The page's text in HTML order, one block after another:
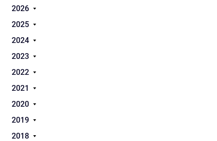
2026
2025
2024
2023
2022
2021
2020
2019
2018